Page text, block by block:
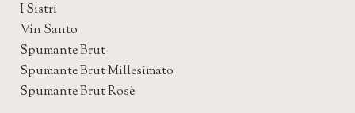
I Sistri
Vin Santo
Spumante Brut
Spumante Brut Millesimato
Spumante Brut Rosè